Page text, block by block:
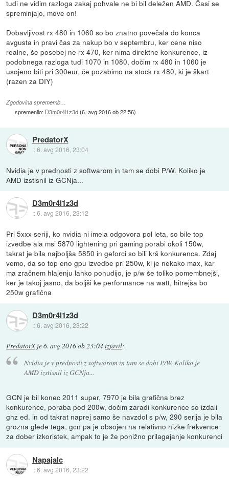
tudi ne vidim razloga zakaj pohvale ne bi bil deležen AMD. Časi se
spreminjajo, move on!
Dobavljivost rx 480 in 1060 so bo znatno povečala do konca
avgusta in pravi čas za nakup bo v septembru, ker cene niso
realne, še posebej ne rx 470, ker nima direktne konkurence, iz
podobnega razloga tudi 1070 in 1080, dočim rx 480 in 1060 je
usojeno biti pri 300eur, če pozabimo na stock rx 480, ki je škart
(razen za DIY)
Zgodovina sprememb…
spremenilo: D3m0r4l1z3d(6. avg 2016 ob 22:56)
PredatorX
::6. avg 2016, 23:04
Nvidia je v prednosti z softwarom in tam se dobi P/W. Koliko je
AMD izstisnil iz GCNja...
D3m0r4l1z3d
::6. avg 2016, 23:12
Pri 5xxx seriji, ko nvidia ni imela odgovora pol leta, so bile top
izvedbe ala msi 5870 lightening pri gaming porabi okoli 150w,
takrat je bila najboljša 5850 in geforci so bili krš konkurenca. Zdaj
vemo, da so top eno gpu izvedbe pri 250w, ki je nekako max, kar
ma zračnem hlajenju lahko ponudijo, je p/w še toliko pomembnejši,
ker je takoj jasno, da boljši ke performance na watt, hitrejša bo
250w grafična
D3m0r4l1z3d
::6. avg 2016, 23:22
PredatorXje6. avg 2016 ob 23:04izjavil:
Nvidia je v prednosti z softwarom in tam se dobi P/W. Koliko je
AMD izstisnil iz GCNja...
GCN je bil konec 2011 super, 7970 je bila grafična brez
konkurence, poraba pod 200w, dočim zaradi konkurence so izdali
ghz ed. in od takrat naprej samo še navzdol s p/w, 290 serija je bila
grozna glede tega, gcn pa je obsojen na relativno nizke frekvence
za dober izkoristek, ampak to je že ponižno prilagajanje konkurenci
Napajalc
::6. avg 2016, 23:22